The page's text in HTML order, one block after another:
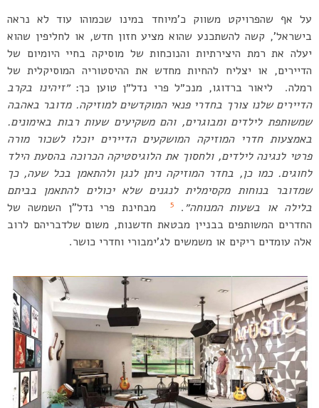
על אף שהפרויקט משווק כ’מיוחד במינו שכמוהו עוד לא נראה
בישראל’, קשה להשתכנע שהוא מציע חזון חדש, או לחליפין שהוא
יעלה את רמת היצירתיות והנוכחות של מוסיקה בחיי היומיום של
הדיירים, או יצליח להחיות מחדש את ההיסטוריה המוסיקלית של
רמלה. ליאור ברדוגו, מנכ״ל פרי נדל״ן טוען כך:״זיהינו בקרב
הדיירים שלנו צורך בחדרי פנאי המוקדשים למוזיקה. מדובר באהבה
שמשותפת לילדים ומבוגרים, והם משקיעים שעות רבות באימונים.
באמצעות חדרי המוזיקה המושקעים הדיירים יוכלו לשכור מורה
פרטי לנגינה לילדים, ולחסוך את הלוגיסטיקה הכרוכה בהסעת הילד
לחוגים. כמו כן, בחדר המוזיקה ניתן לנגן ולהתאמן בכל שעה, כך
שמדובר בנוחות מקסימלית לנגנים שלא יכולים להתאמן בביתם
בלילה או בשעות המנוחה״.
5
מבחינת פרי נדל”ן השמשה של
החדרים המשותפים בבניין מבטאת חדשנות, משום שלדבריהם לרוב
אלה עומדים ריקים או משמשים לג’ימבורי וחדרי כושר.